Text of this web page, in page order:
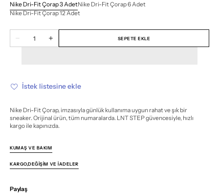
Nike Dri-Fit Çorap 3 Adet
Varyant
tükendi
Nike Dri-Fit Çorap 6 Adet
Varyant
Nike Dri-Fit Çorap 12 Adet
Varyant
Dri-
azalt
Nike
Dri-
artır
SEPETE EKLE
İstek listesine ekle
Nike Dri-Fit Çorap, imzasıyla günlük kullanıma uygun rahat ve şık bir
sneaker. Orijinal ürün, tüm numaralarda. LNT STEP güvencesiyle, hızlı
kargo ile kapınızda.
KUMAŞ VE BAKIM
KARGO,DEĞIŞIM VE İADELER
Paylaş